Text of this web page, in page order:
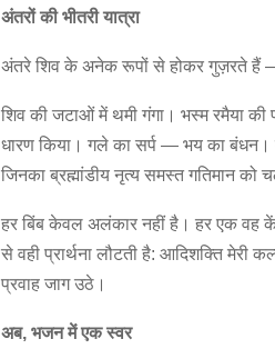
अंतरों की भीतरी यात्रा
अंतरे शिव के अनेक रूपों से होकर गुज़रते हैं
शिव की जटाओं में थमी गंगा। भस्म रमैया
धारण किया। गले का सर्प — भय का
जिनका ब्रह्मांडीय नृत्य समस्त गतिमान को
हर बिंब केवल अलंकार नहीं है। हर एक वह
से वही प्रार्थना लौटती है: आदिशक्ति मेरी
प्रवाह जाग उठे।
अब, भजन में एक स्वर